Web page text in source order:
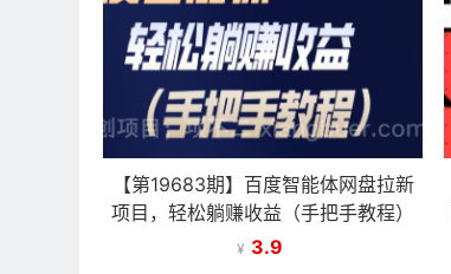
【第19683期】百度智能体网盘拉新
项目，轻松躺赚收益（手把手教程）
¥ 3.9